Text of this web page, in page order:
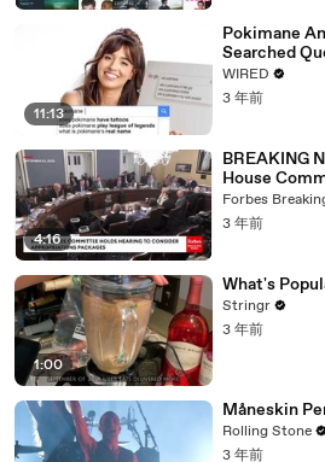
11:13
Pokimane
Searched
WIRED
3 年前
4:16
BREAKING
House
Vote For A
Forbes
3 年前
1:00
What's
Stringr
3 年前
Måneskin
Rolling Stone
3 年前